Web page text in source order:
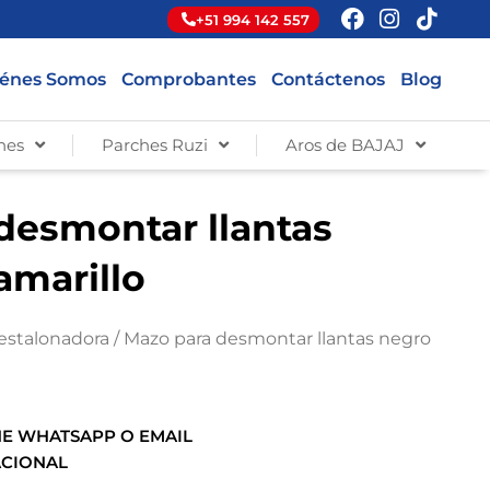
+51 994 142 557
Somos Comprobantes Contáctenos Blog
Parches Ruzi Aros de BAJAJ
llantas
/ Mazo para desmontar llantas negro
WHATSAPP O EMAIL